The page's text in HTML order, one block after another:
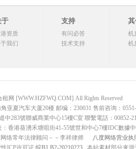
于
资质
我们
支持
有问必答
技术支持
机
机
网 [WWW.HZFWQ.COM] All Rights Reserved
夏汽车大厦20楼 邮编：230031 售前咨询：0551-
283號聯威商業中心15樓C室 聯繫電話：00852-
香港葵湧禾塘咀街41-55號世和中心7樓IDC數據
网络常年法律顾问－－李祥律师 八度网络营业执
ICP许可证:皖B1.B2-20210223, 本站素材部分来源